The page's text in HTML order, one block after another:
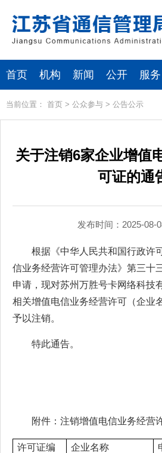
首页 机构 新闻 公开 服务
当前位置： 首页 > 公众参与 > 公告公示
关于注销6家企业增值
可证的通
发布时间：2025-08-
根据《中华人民共和国行政许
信业务经营许可管理办法》第三十
申请，现对苏州万胜号卡网络科技
相关增值电信业务经营许可（企业
予以注销。
特此通告。
附件：注销增值电信业务经营
许可证编
企业名称